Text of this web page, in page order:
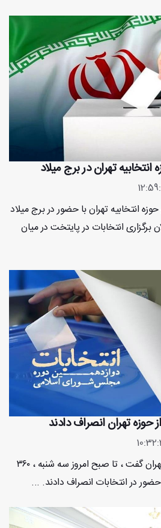
تهران در برج میلاد
انتخابیه تهران با حضور در برج میلاد
برگزاری انتخابات در پایتخت در میان
تهران- ایران پرس: فرماندار تهران گفت ، تا صبح امروز سه شنبه ، ۳۶۰
حضور در انتخابات انصراف دادند. ...